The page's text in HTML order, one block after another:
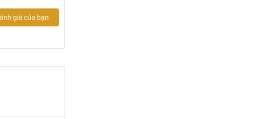
giá của bạn